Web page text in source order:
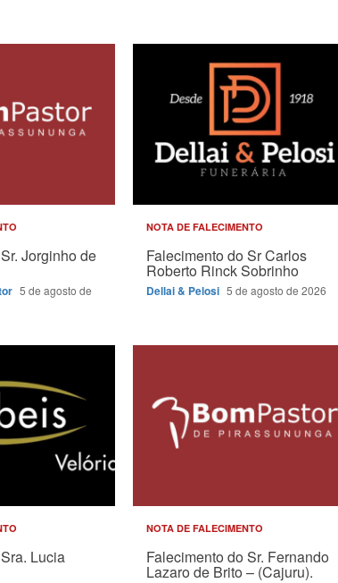
Jorginho de
5 de agosto de
NOTA DE FALECIMENTO
Falecimento do Sr Carlos
Roberto Rinck Sobrinho
Dellai & Pelosi 5 de agosto de 2026
Lucia
NOTA DE FALECIMENTO
Falecimento do Sr. Fernando
Lazaro de Brito – (Cajuru).